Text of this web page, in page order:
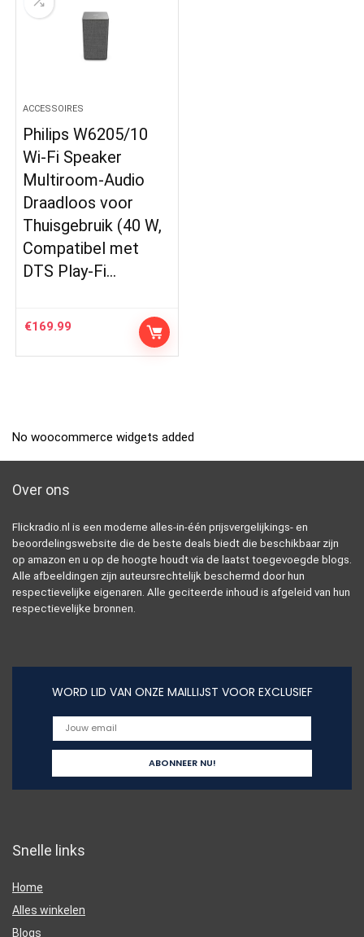
ACCESSOIRES
Philips W6205/10
Wi-Fi Speaker
Multiroom-Audio
Draadloos voor
Thuisgebruik (40 W,
Compatibel met
DTS Play-Fi…
€169.99
No woocommerce widgets added
Over ons
Flickradio.nl is een moderne alles-in-één prijsvergelijkings- en
beoordelingswebsite die de beste deals biedt die beschikbaar zijn
op amazon en u op de hoogte houdt via de laatst toegevoegde blogs.
Alle afbeeldingen zijn auteursrechtelijk beschermd door hun
respectievelijke eigenaren. Alle geciteerde inhoud is afgeleid van hun
respectievelijke bronnen.
WORD LID VAN ONZE MAILLIJST VOOR EXCLUSIEF
Snelle links
Home
Alles winkelen
Blogs